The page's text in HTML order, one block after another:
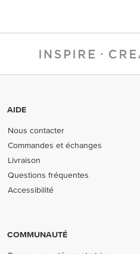
AIDE
Nous contacter
Commandes et échanges
Livraison
Questions fréquentes
Accessibilité
COMMUNAUTÉ